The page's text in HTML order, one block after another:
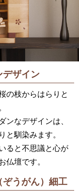
デザイン
の枝からはらりと
ンなデザインは、
と馴染みます。
ると不思議と心が
仏壇です。
うがん）細工